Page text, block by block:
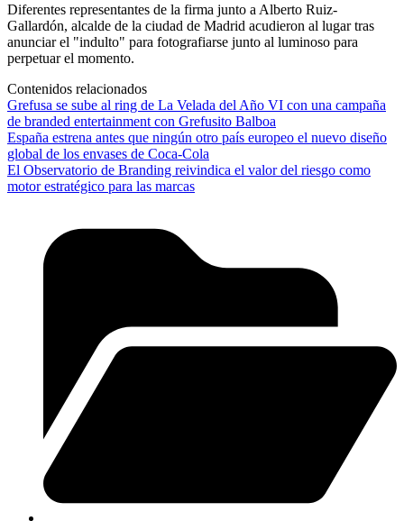
Diferentes representantes de la firma junto a Alberto Ruiz-
Gallardón, alcalde de la ciudad de Madrid acudieron al lugar tras
anunciar el "indulto" para fotografiarse junto al luminoso para
perpetuar el momento.
Contenidos relacionados
Grefusa se sube al ring de La Velada del Año VI con una campaña
de branded entertainment con Grefusito Balboa
España estrena antes que ningún otro país europeo el nuevo diseño
global de los envases de Coca-Cola
El Observatorio de Branding reivindica el valor del riesgo como
motor estratégico para las marcas